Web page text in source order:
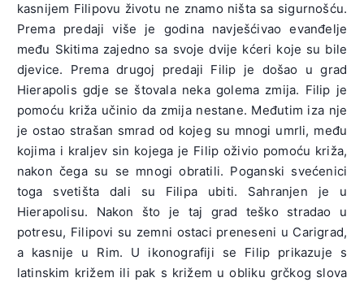
kasnijem Filipovu životu ne znamo ništa sa sigurnošću.
Prema predaji više je godina navješćivao evanđelje
među Skitima zajedno sa svoje dvije kćeri koje su bile
djevice. Prema drugoj predaji Filip je došao u grad
Hierapolis gdje se štovala neka golema zmija. Filip je
pomoću križa učinio da zmija nestane. Međutim iza nje
je ostao strašan smrad od kojeg su mnogi umrli, među
kojima i kraljev sin kojega je Filip oživio pomoću križa,
nakon čega su se mnogi obratili. Poganski svećenici
toga svetišta dali su Filipa ubiti. Sahranjen je u
Hierapolisu. Nakon što je taj grad teško stradao u
potresu, Filipovi su zemni ostaci preneseni u Carigrad,
a kasnije u Rim. U ikonografiji se Filip prikazuje s
latinskim križem ili pak s križem u obliku grčkog slova